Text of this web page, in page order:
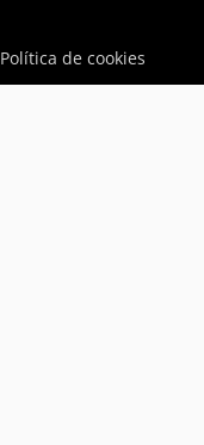
Política de cookies